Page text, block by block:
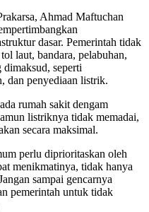
Ahmad Maftuchan
dasar. Pemerintah tidak
laut, bandara, pelabuhan,
seperti
dan penyediaan listrik.
rumah sakit dengam
listriknya tidak memadai,
secara maksimal.
perlu diprioritaskan oleh
menikmatinya, tidak hanya
sampai gencarnya
pemerintah untuk tidak